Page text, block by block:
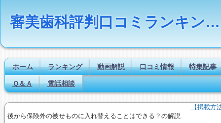
審美歯科評判口コミランキングの比較検索とは｜Dr.NAVI
ホーム ランキング 動画解説 口コミ情報 特集記事
Ｑ＆Ａ 電話相談
【掲載方
後から保険外の被せものに入れ替えることはできる？の解説